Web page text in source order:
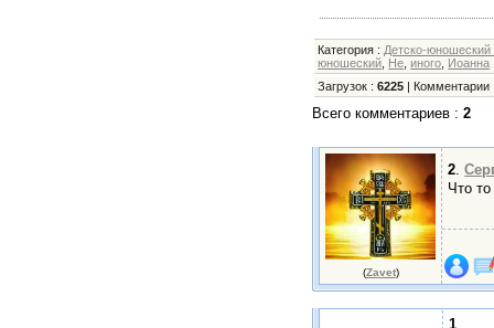
Категория : Детско-юношеский
юношеский
Не ,иного
Иоанна
Загрузок :6225 Комментарии
Всего комментариев :2
(Zavet)
2.
Что
1.